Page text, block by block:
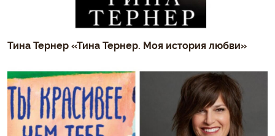
Тина Тернер «Тина Тернер. Моя история любви»